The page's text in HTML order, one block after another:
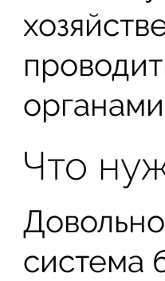
Что
система